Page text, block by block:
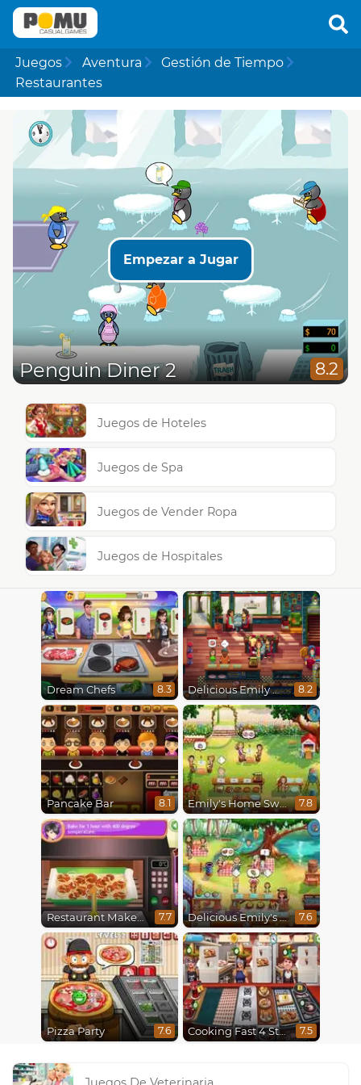
Juegos Aventura
Gestión de Tiempo
Restaurantes
Empezar a Jugar
Penguin Diner 2 8.2
Juegos de Hoteles
Juegos de Spa
Juegos de Vender Ropa
Juegos de Hospitales
Dream Chefs 8.3 Delicious Emily New Beginning 8.2
Pancake Bar 8.1 Emily's Home Sweet Home 7.8
Restaurant Makeover 7.7 Delicious Emily's Hopes And Fears 7.6
Pizza Party 7.6 Cooking Fast 4 Steak 7.5